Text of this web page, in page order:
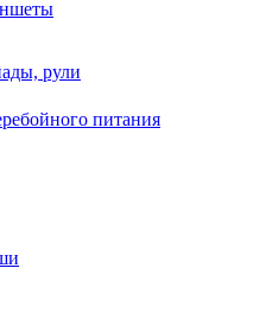
рули
питания